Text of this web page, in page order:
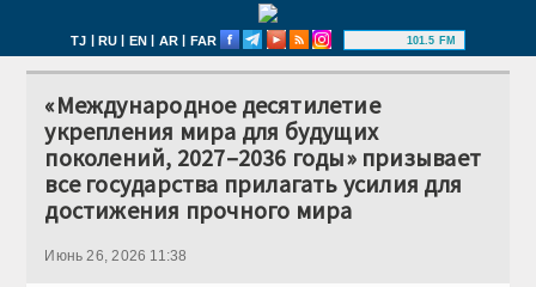
TJ | RU | EN | AR | FAR 101.5 FM
«Международное десятилетие
укрепления мира для будущих
поколений, 2027–2036 годы» призывает
все государства прилагать усилия для
достижения прочного мира
Июнь 26, 2026 11:38